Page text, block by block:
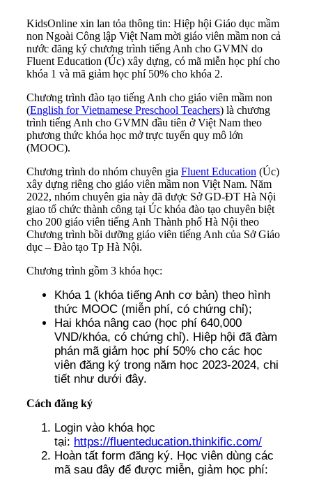
KidsOnline xin lan tỏa thông tin: Hiệp hội Giáo dục mầm
non Ngoài Công lập Việt Nam mời giáo viên mầm non cả
nước đăng ký chương trình tiếng Anh cho GVMN do
Fluent Education (Úc) xây dựng, có mã miễn học phí cho
khóa 1 và mã giảm học phí 50% cho khóa 2.
Chương trình đào tạo tiếng Anh cho giáo viên mầm non
(English for Vietnamese Preschool Teachers) là chương
trình tiếng Anh cho GVMN đầu tiên ở Việt Nam theo
phương thức khóa học mở trực tuyến quy mô lớn
(MOOC).
Chương trình do nhóm chuyên gia Fluent Education (Úc)
xây dựng riêng cho giáo viên mầm non Việt Nam. Năm
2022, nhóm chuyên gia này đã được Sở GD-ĐT Hà Nội
giao tổ chức thành công tại Úc khóa đào tạo chuyên biệt
cho 200 giáo viên tiếng Anh Thành phố Hà Nội theo
Chương trình bồi dưỡng giáo viên tiếng Anh của Sở Giáo
dục – Đào tạo Tp Hà Nội.
Chương trình gồm 3 khóa học:
Khóa 1 (khóa tiếng Anh cơ bản) theo hình
thức MOOC (miễn phí, có chứng chỉ);
Hai khóa nâng cao (học phí 640,000
VND/khóa, có chứng chỉ). Hiệp hội đã đàm
phán mã giảm học phí 50% cho các học
viên đăng ký trong năm học 2023-2024, chi
tiết như dưới đây.
Cách đăng ký
Login vào khóa học
tại: https://fluenteducation.thinkific.com/
Hoàn tất form đăng ký. Học viên dùng các
mã sau đây để được miễn, giảm học phí: